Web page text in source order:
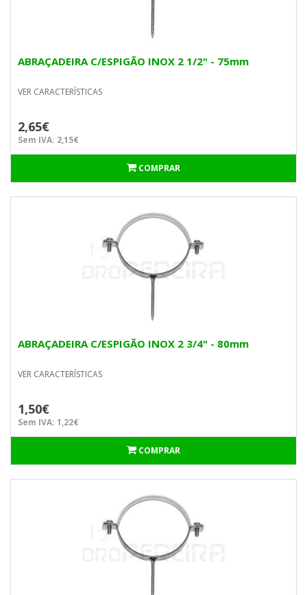
ABRAÇADEIRA C/ESPIGÃO INOX 2 1/2" - 75mm
VER CARACTERÍSTICAS
2,65€
Sem IVA: 2,15€
COMPRAR
ABRAÇADEIRA C/ESPIGÃO INOX 2 3/4" - 80mm
VER CARACTERÍSTICAS
1,50€
Sem IVA: 1,22€
COMPRAR